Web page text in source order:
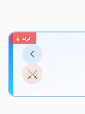
ترند 🔥
⚔️